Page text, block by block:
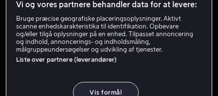
Vi og vores partnere behandler data for at levere:
Bruge præcise geografiske placeringsoplysninger. Aktivt
scanne enhedskarakteristika til identifikation. Opbevare
og/eller tilgå oplysninger på en enhed. Tilpasset annoncering
og indhold, annoncerings- og indholdsmåling,
målgruppeundersøgelser og udvikling af tjenester.
Liste over partnere (leverandører)
Vis formål